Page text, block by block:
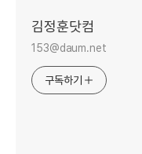
김정훈닷컴
153@daum.net
구독하기